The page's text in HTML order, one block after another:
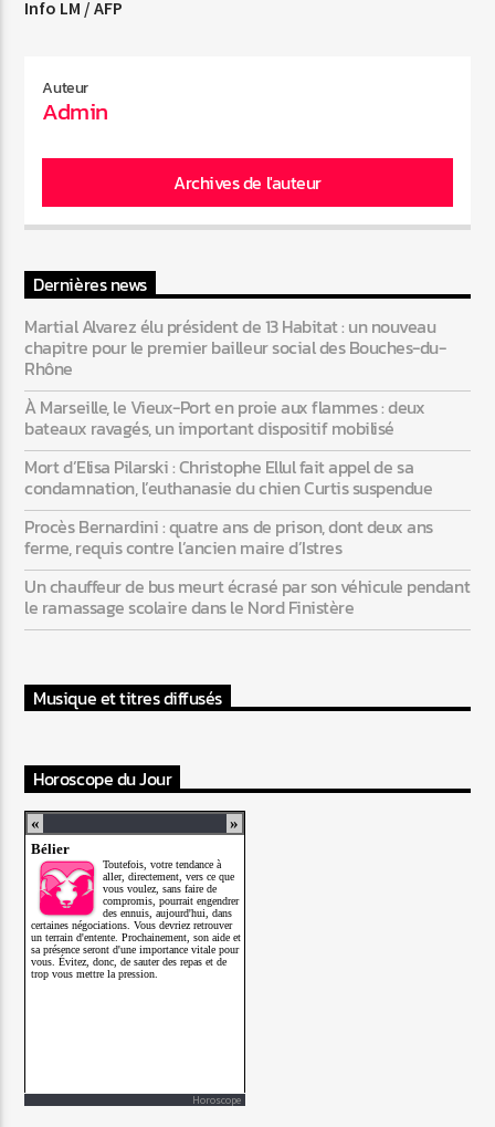
Info LM / AFP
Auteur
Admin
Archives de l'auteur
Dernières news
Martial Alvarez élu président de 13 Habitat : un nouveau
chapitre pour le premier bailleur social des Bouches-du-
Rhône
À Marseille, le Vieux-Port en proie aux flammes : deux
bateaux ravagés, un important dispositif mobilisé
Mort d’Elisa Pilarski : Christophe Ellul fait appel de sa
condamnation, l’euthanasie du chien Curtis suspendue
Procès Bernardini : quatre ans de prison, dont deux ans
ferme, requis contre l’ancien maire d’Istres
Un chauffeur de bus meurt écrasé par son véhicule pendant
le ramassage scolaire dans le Nord Finistère
Musique et titres diffusés
Horoscope du Jour
Horoscope